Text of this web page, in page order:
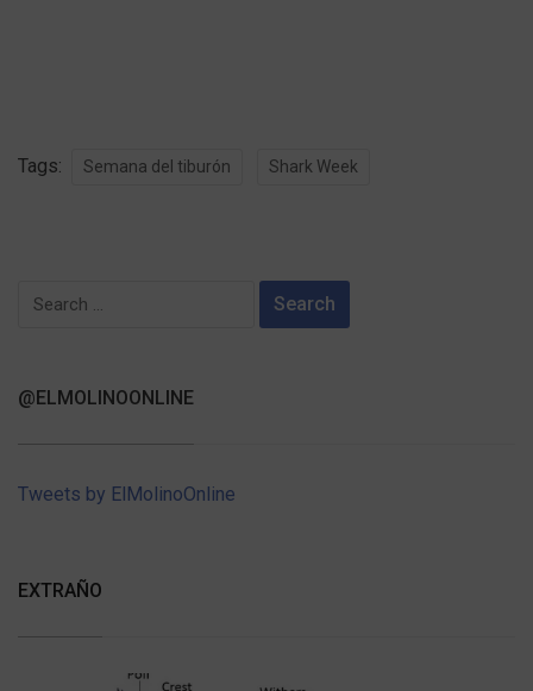
Tags: Semana del tiburón Shark Week
Search
@ELMOLINOONLINE
Tweets by ElMolinoOnline
EXTRAÑO